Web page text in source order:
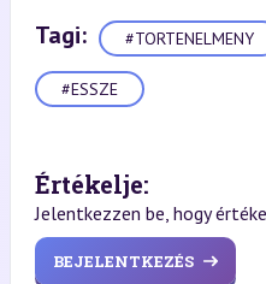
Tagi: #TORTENELMENY
#ESSZE
Értékelje:
Jelentkezzen be, hogy
BEJELENTKEZÉS